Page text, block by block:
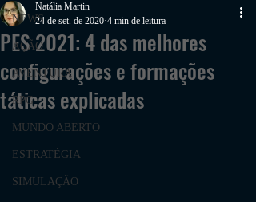
NEWS
AÇÃO
AVENTURA
RPG
MUNDO ABERTO
ESTRATÉGIA
SIMULAÇÃO
PES 2021: 4 das melhores
configurações e formações
táticas explicadas
Natália Martin
24 de set. de 2020 4 min de leitura